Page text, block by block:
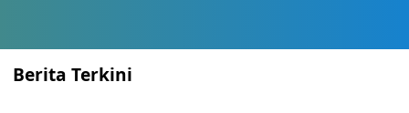
Berita Terkini